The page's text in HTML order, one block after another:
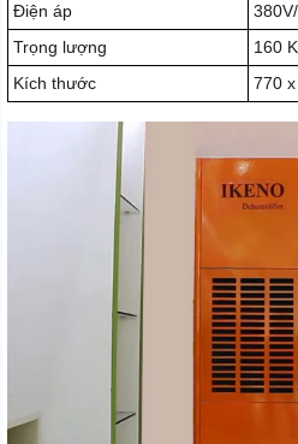
Điện áp
Trọng lượng
160
Kích thước
770